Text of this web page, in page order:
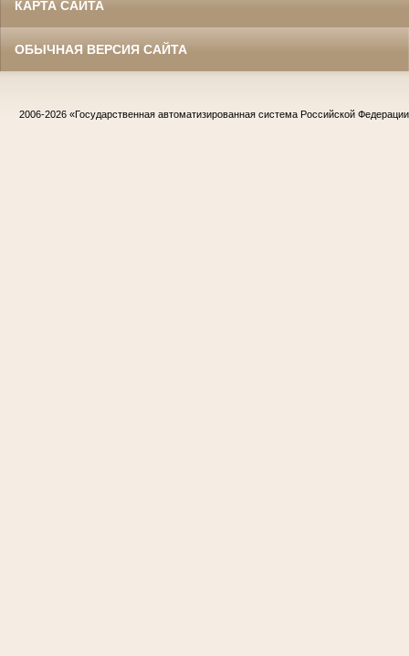
КАРТА САЙТА
ОБЫЧНАЯ ВЕРСИЯ САЙТА
2006-2026 «Государственная автоматизированная система Российской